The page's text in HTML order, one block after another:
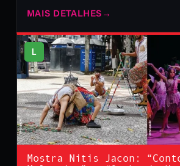
MAIS DETALHES →
L
Mostra Nitis Jacon: